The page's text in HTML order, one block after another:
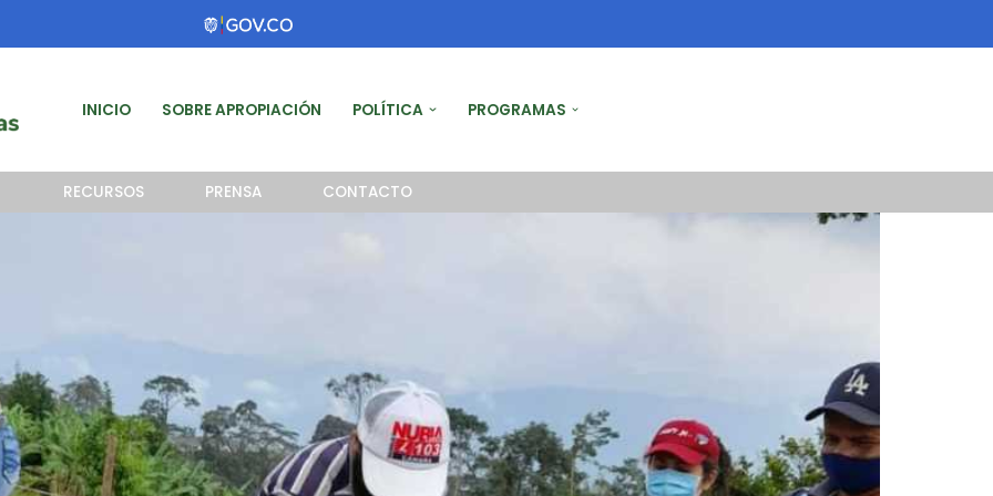
INICIO SOBRE APROPIACIÓN POLÍTICA PROGRAMAS
RECURSOS PRENSA CONTACTO